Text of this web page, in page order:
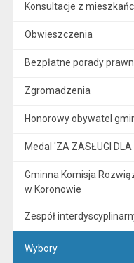
Konsultacje z
Obwieszczenia
Bezpłatne porady
Zgromadzenia
Honorowy obywatel
Medal 'ZA ZASŁUGI DLA
Gminna Komisja
w Koronowie
Zespół
Wybory